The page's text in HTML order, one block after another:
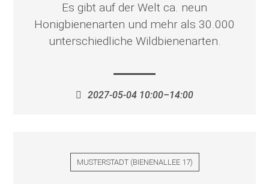
Es gibt auf der Welt ca. neun
Honigbienenarten und mehr als 30.000
unterschiedliche Wildbienenarten.
2027-05-04 10:00–14:00
MUSTERSTADT(BIENENALLEE 17)